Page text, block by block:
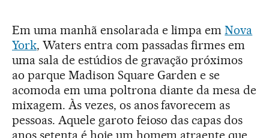
Em uma manhã ensolarada e limpa emNova
York, Waters entra com passadas firmes em
uma sala de estúdios de gravação próximos
ao parque Madison Square Garden e se
acomoda em uma poltrona diante da mesa de
mixagem. Às vezes, os anos favorecem as
pessoas. Aquele garoto feioso das capas dos
anos setenta é hoje um homem atraente que